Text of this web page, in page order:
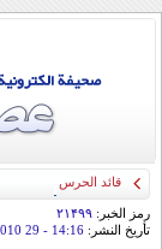
قائد الحرس الثوري:
الحمراء
رمز الخبر: ۲۱۴۹۹
تأريخ النشر: 14:16
- 29 March 2010